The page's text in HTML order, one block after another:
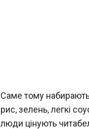
Саме тому
рис, зелень, легкі
люди цінують